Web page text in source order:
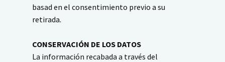
basad en el consentimiento previo a su
retirada.
CONSERVACIÓN DE LOS DATOS
La información recabada a través del